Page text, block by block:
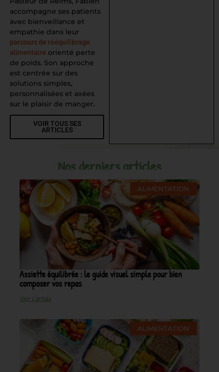
accompagne ses patients
avec bienveillance et
empathie dans leur
parcours de rééquilibrage
alimentaire orienté perte
de poids. Son approche
est centrée sur des
solutions simples,
personnalisées et axées
sur le plaisir de manger.
VOIR TOUS SES
ARTICLES
Nos derniers articles
ALIMENTATION
Assiette équilibrée : le guide visuel simple pour bien
composer vos repas
Voir L'article
ALIMENTATION